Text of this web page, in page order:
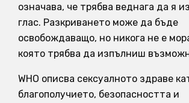
означава, че трябва веднага да я
глас. Разкриването може да бъде
освобождаващо, но никога не е
която трябва да изпълниш
WHO описва сексуалното здраве
благополучието, безопасността и